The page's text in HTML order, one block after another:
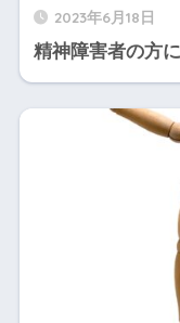
2023年6月18日
精神障害者の方